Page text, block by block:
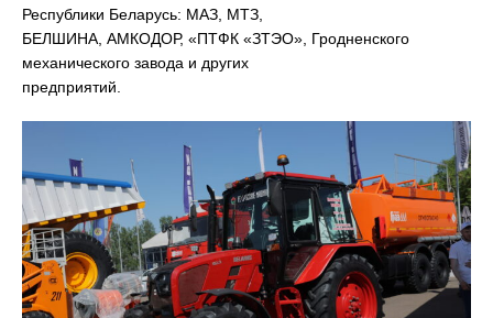
Республики Беларусь: МАЗ, МТЗ,
БЕЛШИНА, АМКОДОР, «ПТФК «ЗТЭО», Гродненского
механического завода и других
предприятий.